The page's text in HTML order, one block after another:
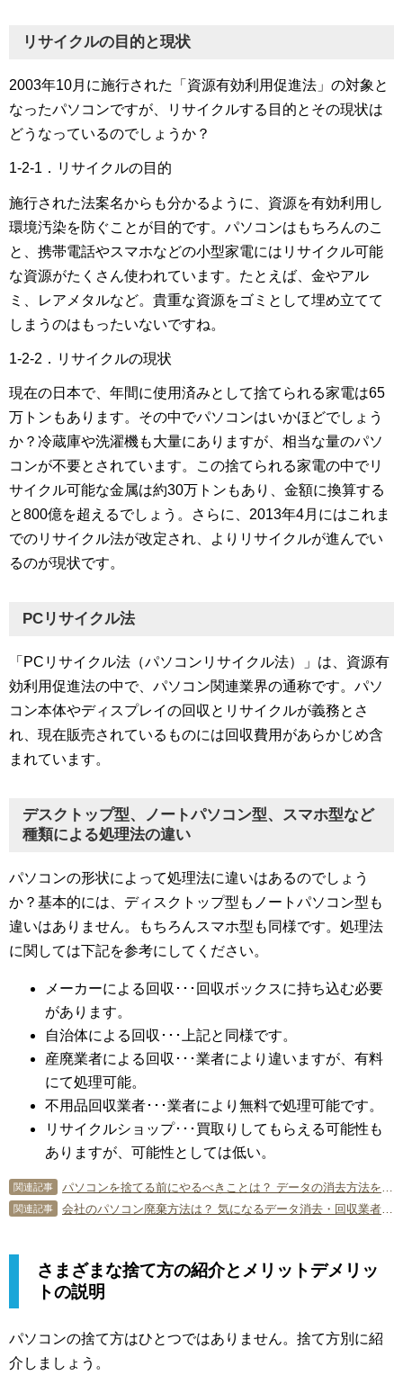
リサイクルの目的と現状
2003年10月に施行された「資源有効利用促進法」の対象と
なったパソコンですが、リサイクルする目的とその現状は
どうなっているのでしょうか？
1-2-1．リサイクルの目的
施行された法案名からも分かるように、資源を有効利用し
環境汚染を防ぐことが目的です。パソコンはもちろんのこ
と、携帯電話やスマホなどの小型家電にはリサイクル可能
な資源がたくさん使われています。たとえば、金やアル
ミ、レアメタルなど。貴重な資源をゴミとして埋め立てて
しまうのはもったいないですね。
1-2-2．リサイクルの現状
現在の日本で、年間に使用済みとして捨てられる家電は65
万トンもあります。その中でパソコンはいかほどでしょう
か？冷蔵庫や洗濯機も大量にありますが、相当な量のパソ
コンが不要とされています。この捨てられる家電の中でリ
サイクル可能な金属は約30万トンもあり、金額に換算する
と800億を超えるでしょう。さらに、2013年4月にはこれま
でのリサイクル法が改定され、よりリサイクルが進んでい
るのが現状です。
PCリサイクル法
「PCリサイクル法（パソコンリサイクル法）」は、資源有
効利用促進法の中で、パソコン関連業界の通称です。パソ
コン本体やディスプレイの回収とリサイクルが義務とさ
れ、現在販売されているものには回収費用があらかじめ含
まれています。
デスクトップ型、ノートパソコン型、スマホ型など
種類による処理法の違い
パソコンの形状によって処理法に違いはあるのでしょう
か？基本的には、ディスクトップ型もノートパソコン型も
違いはありません。もちろんスマホ型も同様です。処理法
に関しては下記を参考にしてください。
メーカーによる回収･･･回収ボックスに持ち込む必要
があります。
自治体による回収･･･上記と同様です。
産廃業者による回収･･･業者により違いますが、有料
にて処理可能。
不用品回収業者･･･業者により無料で処理可能です。
リサイクルショップ･･･買取りしてもらえる可能性も
ありますが、可能性としては低い。
関連記事
関連記事
さまざまな捨て方の紹介とメリットデメリッ
トの説明
パソコンの捨て方はひとつではありません。捨て方別に紹
介しましょう。